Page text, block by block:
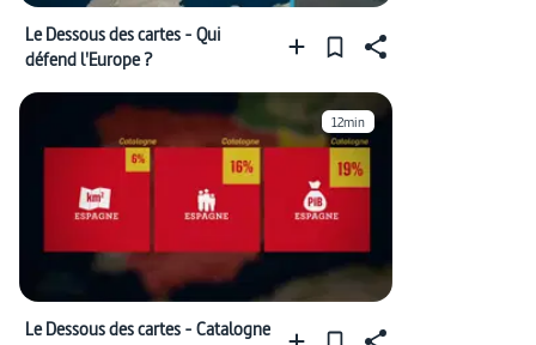
Le Dessous des cartes - Qui
défend l'Europe ?
12min
Le Dessous des cartes - Catalogne